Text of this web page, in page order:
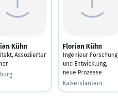
Kühn
Assoziierter
Florian Kühn
Ingenieur Forschung
und Entwicklung,
neue Prozesse
Kaiserslautern